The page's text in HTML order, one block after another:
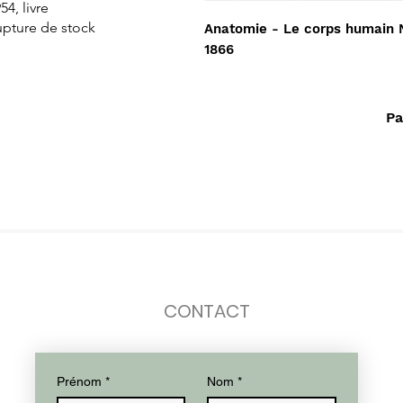
Anatomie - Le corps humain
1866
livre
de stock
Rupture de stock
Rupture de stock
CONTACT
Prénom * Nom *